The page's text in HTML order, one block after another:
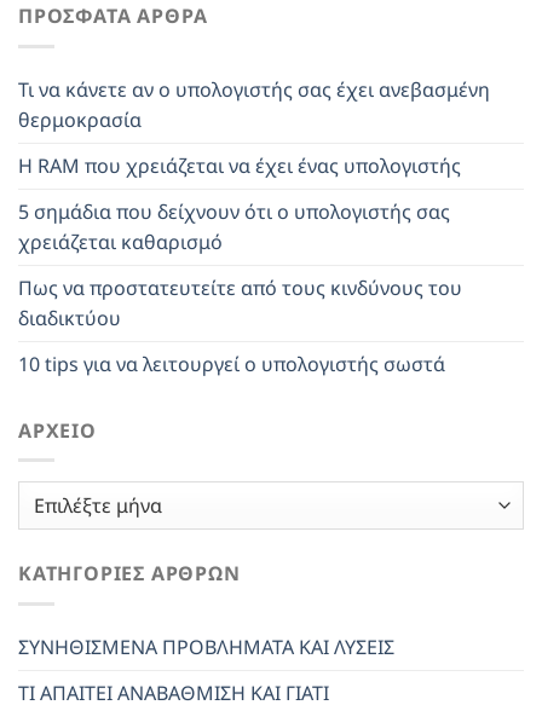
ΠΡΌΣΦΑΤΑ ΆΡΘΡΑ
Τι να κάνετε αν ο υπολογιστής σας έχει ανεβασμένη
θερμοκρασία
Η RAM που χρειάζεται να έχει ένας υπολογιστής
5 σημάδια που δείχνουν ότι ο υπολογιστής σας
χρειάζεται καθαρισμό
Πως να προστατευτείτε από τους κινδύνους του
διαδικτύου
10 tips για να λειτουργεί ο υπολογιστής σωστά
ΑΡΧΕΊΟ
Αρχείο
ΚΑΤΗΓΟΡΊΕΣ ΆΡΘΡΩΝ
ΣΥΝΗΘΙΣΜΕΝΑ ΠΡΟΒΛΗΜΑΤΑ ΚΑΙ ΛΥΣΕΙΣ
ΤΙ ΑΠΑΙΤΕΙ ΑΝΑΒΑΘΜΙΣΗ ΚΑΙ ΓΙΑΤΙ